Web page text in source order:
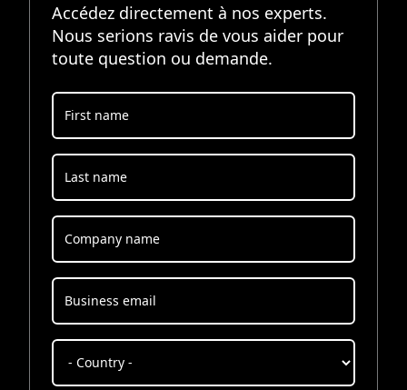
Accédez directement à nos experts.
Nous serions ravis de vous aider pour
toute question ou demande.